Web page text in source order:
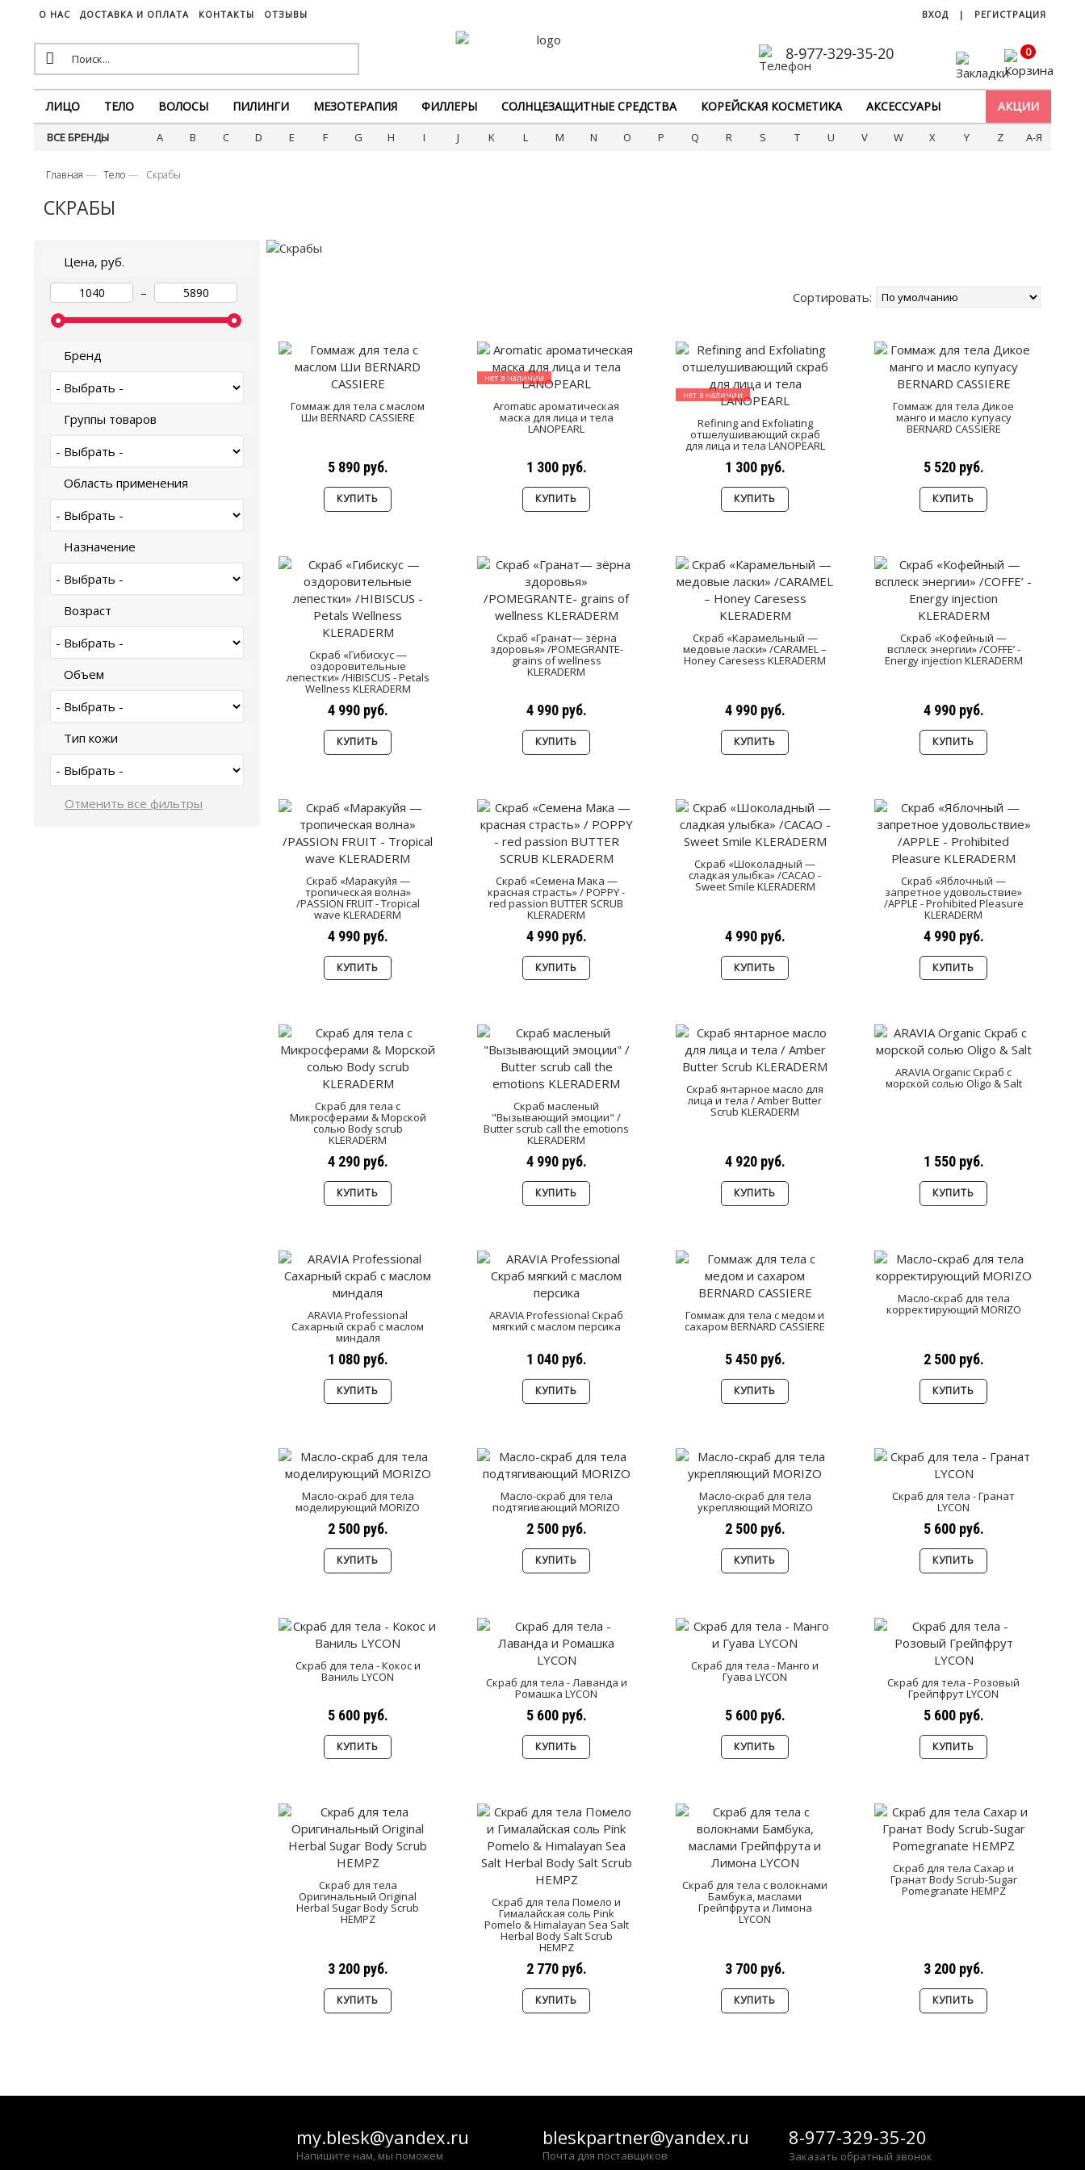
О НАС ДОСТАВКА И ОПЛАТА КОНТАКТЫ ОТЗЫВЫ ВХОД | РЕГИСТРАЦИЯ
8-977-329-35-20 0
ЛИЦО ТЕЛО ВОЛОСЫ ПИЛИНГИ МЕЗОТЕРАПИЯ ФИЛЛЕРЫ СОЛНЦЕЗАЩИТНЫЕ СРЕДСТВА КОРЕЙСКАЯ КОСМЕТИКА АКСЕССУАРЫ АКЦИИ
ВСЕ БРЕНДЫ A B C D E F G H I J K L M N O P Q R S T U V W X Y Z А-Я
Главная Тело Скрабы
СКРАБЫ
Цена, руб.
–
Бренд
Группы товаров
Область применения
Назначение
Возраст
Объем
Тип кожи
Сортировать:
Гоммаж для тела с маслом
Ши BERNARD CASSIERE
5 890 руб.
КУПИТЬ
нет в наличии
Aromatic ароматическая
маска для лица и тела
LANOPEARL
1 300 руб.
КУПИТЬ
нет в наличии
Refining and Exfoliating
отшелушивающий скраб
для лица и тела LANOPEARL
1 300 руб.
КУПИТЬ
Гоммаж для тела Дикое
манго и масло купуасу
BERNARD CASSIERE
5 520 руб.
КУПИТЬ
Скраб «Гибискус —
оздоровительные
лепестки» /HIBISCUS - Petals
Wellness KLERADERM
4 990 руб.
КУПИТЬ
Скраб «Гранат— зёрна
здоровья» /POMEGRANTE-
grains of wellness
KLERADERM
4 990 руб.
КУПИТЬ
Скраб «Карамельный —
медовые ласки» /CARAMEL –
Honey Caresess KLERADERM
4 990 руб.
КУПИТЬ
Скраб «Кофейный —
всплеск энергии» /COFFE’ -
Energy injection KLERADERM
4 990 руб.
КУПИТЬ
Скраб «Маракуйя —
тропическая волна»
/PASSION FRUIT - Tropical
wave KLERADERM
4 990 руб.
КУПИТЬ
Скраб «Семена Мака —
красная страсть» / POPPY -
red passion BUTTER SCRUB
KLERADERM
4 990 руб.
КУПИТЬ
Скраб «Шоколадный —
сладкая улыбка» /CACAO -
Sweet Smile KLERADERM
4 990 руб.
КУПИТЬ
Скраб «Яблочный —
запретное удовольствие»
/APPLE - Prohibited Pleasure
KLERADERM
4 990 руб.
КУПИТЬ
Скраб для тела с
Микросферами & Морской
солью Body scrub
KLERADERM
4 290 руб.
КУПИТЬ
Скраб масленый
"Вызывающий эмоции" /
Butter scrub call the emotions
KLERADERM
4 990 руб.
КУПИТЬ
Скраб янтарное масло для
лица и тела / Amber Butter
Scrub KLERADERM
4 920 руб.
КУПИТЬ
ARAVIA Organic Скраб с
морской солью Oligo & Salt
1 550 руб.
КУПИТЬ
ARAVIA Professional
Сахарный скраб с маслом
миндаля
1 080 руб.
КУПИТЬ
ARAVIA Professional Скраб
мягкий с маслом персика
1 040 руб.
КУПИТЬ
Гоммаж для тела с медом и
сахаром BERNARD CASSIERE
5 450 руб.
КУПИТЬ
Масло-скраб для тела
корректирующий MORIZO
2 500 руб.
КУПИТЬ
Масло-скраб для тела
моделирующий MORIZO
2 500 руб.
КУПИТЬ
Масло-скраб для тела
подтягивающий MORIZO
2 500 руб.
КУПИТЬ
Масло-скраб для тела
укрепляющий MORIZO
2 500 руб.
КУПИТЬ
Скраб для тела - Гранат
LYCON
5 600 руб.
КУПИТЬ
Скраб для тела - Кокос и
Ваниль LYCON
5 600 руб.
КУПИТЬ
Скраб для тела - Лаванда и
Ромашка LYCON
5 600 руб.
КУПИТЬ
Скраб для тела - Манго и
Гуава LYCON
5 600 руб.
КУПИТЬ
Скраб для тела - Розовый
Грейпфрут LYCON
5 600 руб.
КУПИТЬ
Скраб для тела
Оригинальный Original
Herbal Sugar Body Scrub
HEMPZ
3 200 руб.
КУПИТЬ
Скраб для тела Помело и
Гималайская соль Pink
Pomelo & Himalayan Sea Salt
Herbal Body Salt Scrub
HEMPZ
2 770 руб.
КУПИТЬ
Скраб для тела с волокнами
Бамбука, маслами
Грейпфрута и Лимона
LYCON
3 700 руб.
КУПИТЬ
Скраб для тела Сахар и
Гранат Body Scrub-Sugar
Pomegranate HEMPZ
3 200 руб.
КУПИТЬ
my.blesk@yandex.ru
Напишите нам, мы поможем
bleskpartner@yandex.ru
Почта для поставщиков
8-977-329-35-20
Заказать обратный звонок